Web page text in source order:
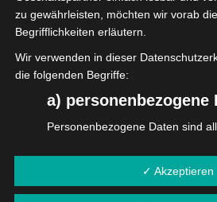
zu gewährleisten, möchten wir vorab
Begrifflichkeiten erläutern.
Wir verwenden in dieser
die folgenden Begriffe:
a) personenbezogene
Personenbezogene Daten sind
identifizierbar wird eine
direkt oder indirekt,
✓ Akzeptieren